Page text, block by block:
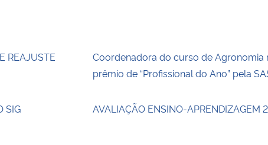
REAJUSTE
Coordenadora do curso de Agronomia
prêmio de “Profissional do Ano” pela
SIG AVALIAÇÃO ENSINO-APRENDIZAGEM